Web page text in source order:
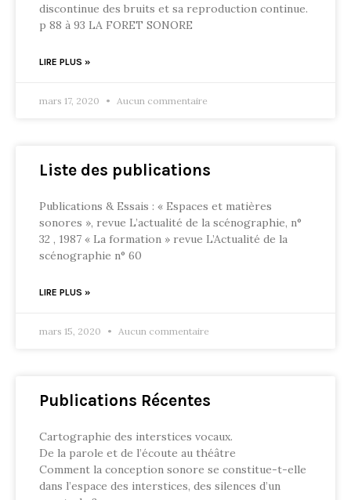
discontinue des bruits et sa reproduction continue.
p 88 à 93 LA FORET SONORE
LIRE PLUS »
mars 17, 2020 Aucun commentaire
Liste des publications
Publications & Essais : « Espaces et matières
sonores », revue L’actualité de la scénographie, n°
32 , 1987 « La formation » revue L’Actualité de la
scénographie n° 60
LIRE PLUS »
mars 15, 2020 Aucun commentaire
Publications Récentes
Cartographie des interstices vocaux.
De la parole et de l’écoute au théâtre
Comment la conception sonore se constitue-t-elle
dans l’espace des interstices, des silences d’un